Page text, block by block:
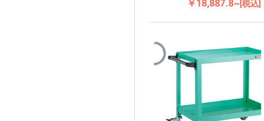
￥18,887.8~[税込]